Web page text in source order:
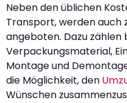
Neben den üblichen
Transport, werden auch
angeboten. Dazu zählen
Verpackungsmaterial,
Montage und
die Möglichkeit, den
Wünschen